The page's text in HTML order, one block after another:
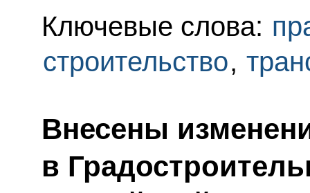
Ключевые слова:
строительство,
Внесены
в